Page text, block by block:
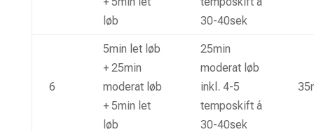
løb
30-40sek
6
5min let løb
+ 25min
moderat løb
+ 5min let
løb
25min
moderat løb
inkl. 4-5
temposkift á
30-40sek